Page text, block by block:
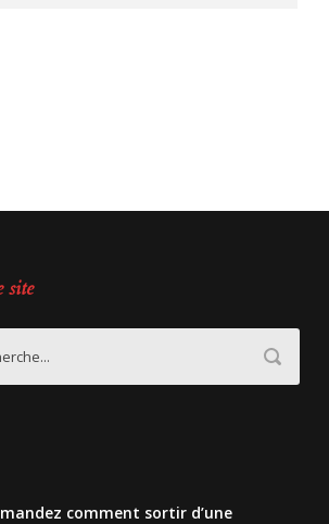
site
comment sortir d’une